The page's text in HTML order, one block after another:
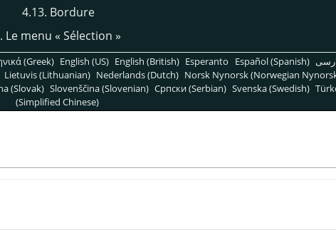
4.13. Bordure
Le menu « Sélection »
(Greek) English (US) English (British) Esperanto Español (Spanish)
Lietuvis (Lithuanian) Nederlands (Dutch) Norsk Nynorsk (Norwegian
(Slovak) Slovenščina (Slovenian) Српски (Serbian) Svenska (Swedish)
(Simplified Chinese)